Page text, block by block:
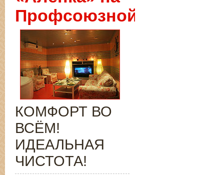
Профсоюзной
КОМФОРТ ВО
ВСЁМ!
ИДЕАЛЬНАЯ
ЧИСТОТА!